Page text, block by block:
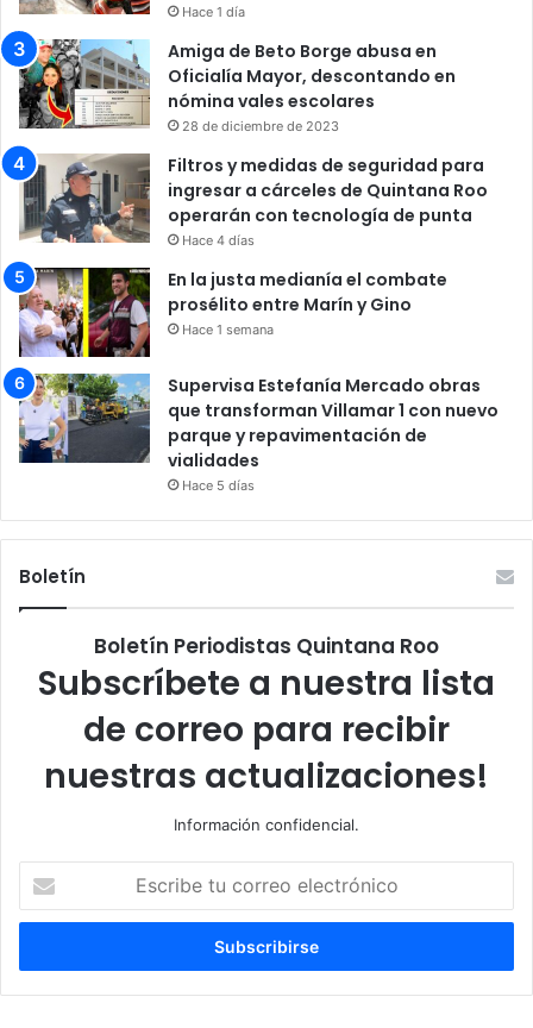
Hace 1 día
Amiga de Beto Borge abusa en
Oficialía Mayor, descontando en
nómina vales escolares
28 de diciembre de 2023
Filtros y medidas de seguridad para
ingresar a cárceles de Quintana Roo
operarán con tecnología de punta
Hace 4 días
En la justa medianía el combate
prosélito entre Marín y Gino
Hace 1 semana
Supervisa Estefanía Mercado obras
que transforman Villamar 1 con nuevo
parque y repavimentación de
vialidades
Hace 5 días
Boletín
Boletín Periodistas Quintana Roo
Subscríbete a nuestra lista
de correo para recibir
nuestras actualizaciones!
Información confidencial.
correo